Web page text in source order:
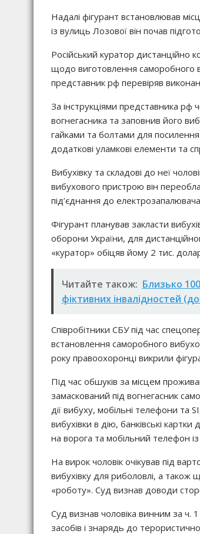
Надалі фігурант встановлював
із вулиць Лозової він почав
Російський куратор дистанційно
щодо виготовлення саморобного
представник рф перевіряв
За інструкціями представника рф
вогнегасника та заповнив його
гайками та болтами для
додаткові уламкові елементи та
Вибухівку та складові до неї
вибухового пристрою він
під’єднання до
Фігурант планував закласти
оборони України, для
«куратор» обіцяв йому 2 тис.
Читайте також: Близько
фіктивних інвалідностей
Співробітники СБУ під час
встановлення саморобного
року правоохоронці викрили
Під час обшуків за місцем
замаскований під вогнегасник
дії вибуху, мобільні телефони та
вибухівки в дію, банківські
на ворога та мобільний телефон
На вирок чоловік очікував під
вибухівку для риболовлі, а
«роботу». Суд визнав доводи
Суд визнав чоловіка винним за ч.
засобів і знарядь до